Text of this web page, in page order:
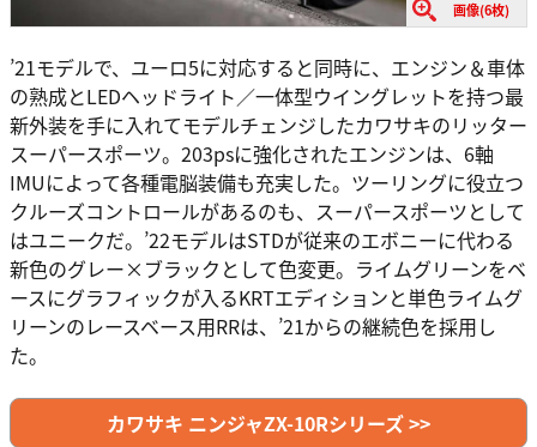
画像(6枚)
’21モデルで、ユーロ5に対応すると同時に、エンジン＆車体
の熟成とLEDヘッドライト／一体型ウイングレットを持つ最
新外装を手に入れてモデルチェンジしたカワサキのリッター
スーパースポーツ。203psに強化されたエンジンは、6軸
IMUによって各種電脳装備も充実した。ツーリングに役立つ
クルーズコントロールがあるのも、スーパースポーツとして
はユニークだ。’22モデルはSTDが従来のエボニーに代わる
新色のグレー×ブラックとして色変更。ライムグリーンをベ
ースにグラフィックが入るKRTエディションと単色ライムグ
リーンのレースベース用RRは、’21からの継続色を採用し
た。
カワサキ ニンジャZX-10Rシリーズ >>